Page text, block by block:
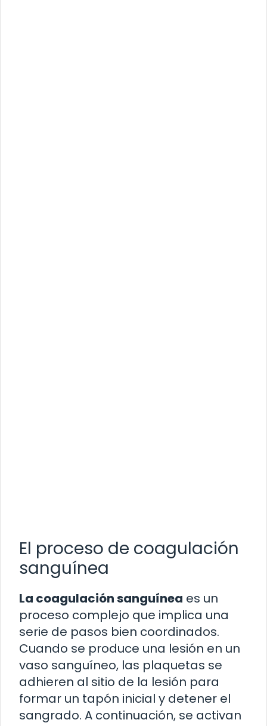
El proceso de coagulación
sanguínea
La coagulación sanguínea es un
proceso complejo que implica una
serie de pasos bien coordinados.
Cuando se produce una lesión en un
vaso sanguíneo, las plaquetas se
adhieren al sitio de la lesión para
formar un tapón inicial y detener el
sangrado. A continuación, se activan